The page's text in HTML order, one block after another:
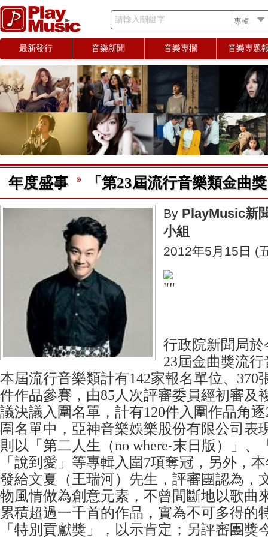
請輸入關鍵字
最新發行 音樂新聞 音樂專欄 音樂專題
年度盛事 「第23屆流行音樂類金曲
By PlayMusic新
小組
2012年5月15日 (
行政院新聞局
23屆金曲獎流
本屆流行音樂類計有142家報名單位、370
件作品參賽，由85人次評審委員經初審及
議決議入圍名單，計有120件入圍作品角
圍名單中，亞神音樂娛樂股份有限公司表
則以「第二人生（no where-末日版）」、
「說到愛」等專輯入圍7項奪冠，另外，
發給文夏（王瑞河）先生，評審團認為，
物風情做為創意元素，不曾間斷地以歌曲
累積超過一千首的作品，實為不可多得的
「特別貢獻獎」，以示肯定；另評審團獎